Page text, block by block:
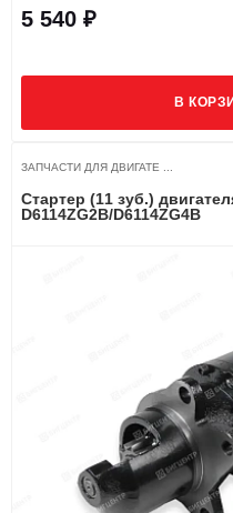
5 540 ₽
В
ЗАПЧАСТИ ДЛЯ ДВИГАТЕ ...
Стартер (11 зуб.)
D6114ZG2B/D6114ZG4B